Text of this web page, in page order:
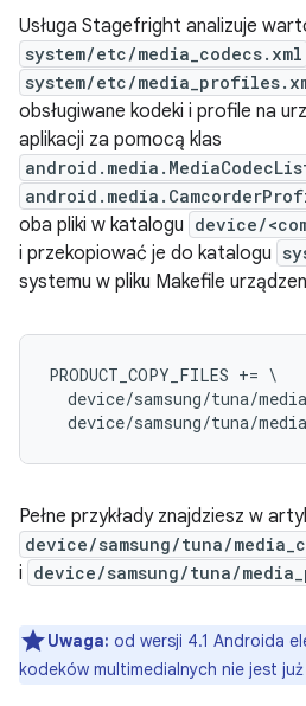
Usługa Stagefright analizuje
system/etc/media_codecs.xml
system/etc/
obsługiwane kodeki i profile na
aplikacji za pomocą klas
oba pliki w katalogu device/
i przekopiować je do katalogu
systemu w pliku Makefile
PRODUCT_COPY_FILES += \
device/samsung/tuna/
Pełne przykłady znajdziesz w
device/samsung/tuna/
i device/samsung/tuna/
Uwaga: od wersji 4.1 Androida
kodeków multimedialnych nie jest już